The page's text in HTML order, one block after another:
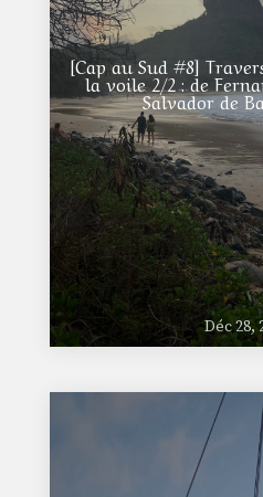
[Cap au Sud #8]
la voile 2/2 : de
Salvador de
Déc 28,